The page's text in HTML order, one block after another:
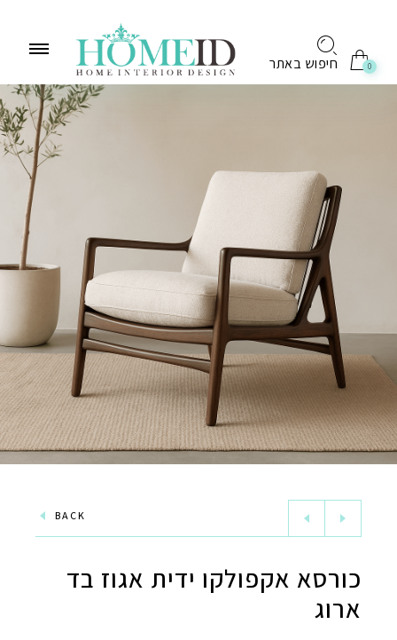
חיפוש באתר 0
BACK
כורסא אקפולקו ידית אגוז בד
ארוג